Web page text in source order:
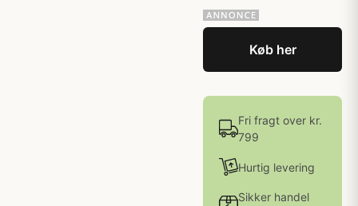
Køb her
Fri fragt over kr.
799
Hurtig levering
Sikker handel